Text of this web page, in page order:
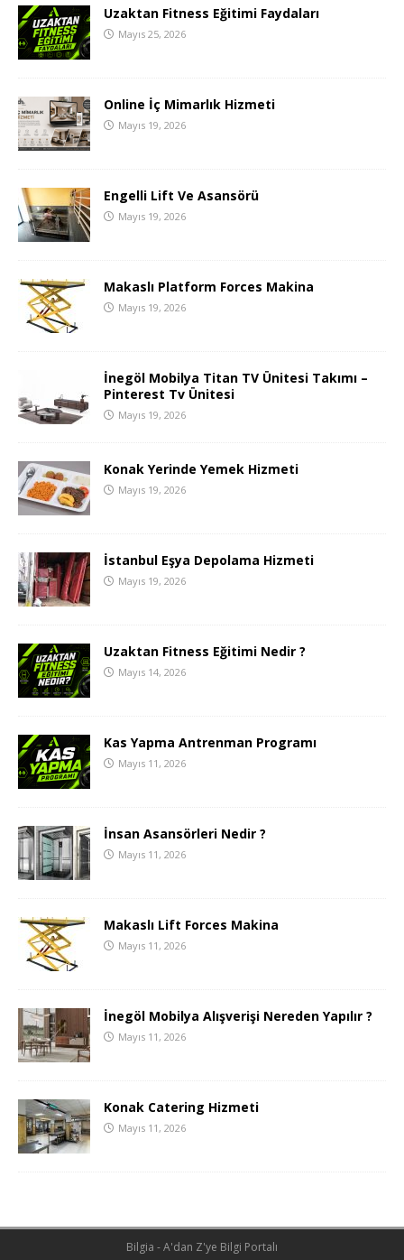
Uzaktan Fitness Eğitimi Faydaları
Mayıs 25, 2026
Online İç Mimarlık Hizmeti
Mayıs 19, 2026
Engelli Lift Ve Asansörü
Mayıs 19, 2026
Makaslı Platform Forces Makina
Mayıs 19, 2026
İnegöl Mobilya Titan TV Ünitesi Takımı –
Pinterest Tv Ünitesi
Mayıs 19, 2026
Konak Yerinde Yemek Hizmeti
Mayıs 19, 2026
İstanbul Eşya Depolama Hizmeti
Mayıs 19, 2026
Uzaktan Fitness Eğitimi Nedir ?
Mayıs 14, 2026
Kas Yapma Antrenman Programı
Mayıs 11, 2026
İnsan Asansörleri Nedir ?
Mayıs 11, 2026
Makaslı Lift Forces Makina
Mayıs 11, 2026
İnegöl Mobilya Alışverişi Nereden Yapılır ?
Mayıs 11, 2026
Konak Catering Hizmeti
Mayıs 11, 2026
Bilgia - A'dan Z'ye Bilgi Portalı